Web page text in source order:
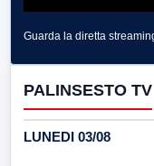
Guarda la diretta
PALINSESTO TV
LUNEDI 03/08